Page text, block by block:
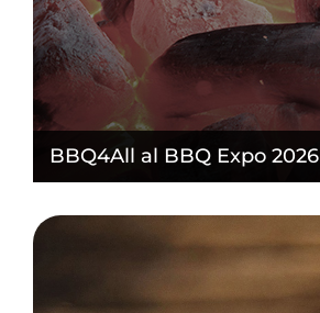
BBQ4All al BBQ Expo 2026